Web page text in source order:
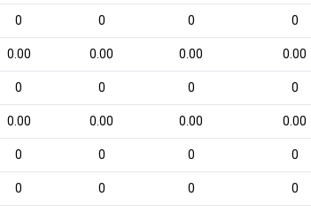
0 0 0 0
0.00 0.00 0.00 0.00
0 0 0 0
0.00 0.00 0.00 0.00
0 0 0 0
0 0 0 0